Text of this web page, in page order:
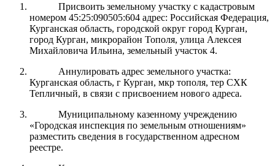
Присвоить земельному участку с кадастровым
номером 45:25:090505:604 адрес: Российская Федерация,
Курганская область, городской округ город Курган,
город Курган, микрорайон Тополя, улица Алексея
Михайловича Ильина, земельный участок 4.
Аннулировать адрес земельного участка:
Курганская область, г Курган, мкр тополя, тер СХК
Тепличный, в связи с присвоением нового адреса.
Муниципальному казенному учреждению
«Городская инспекция по земельным отношениям»
разместить сведения в государственном адресном
реестре.